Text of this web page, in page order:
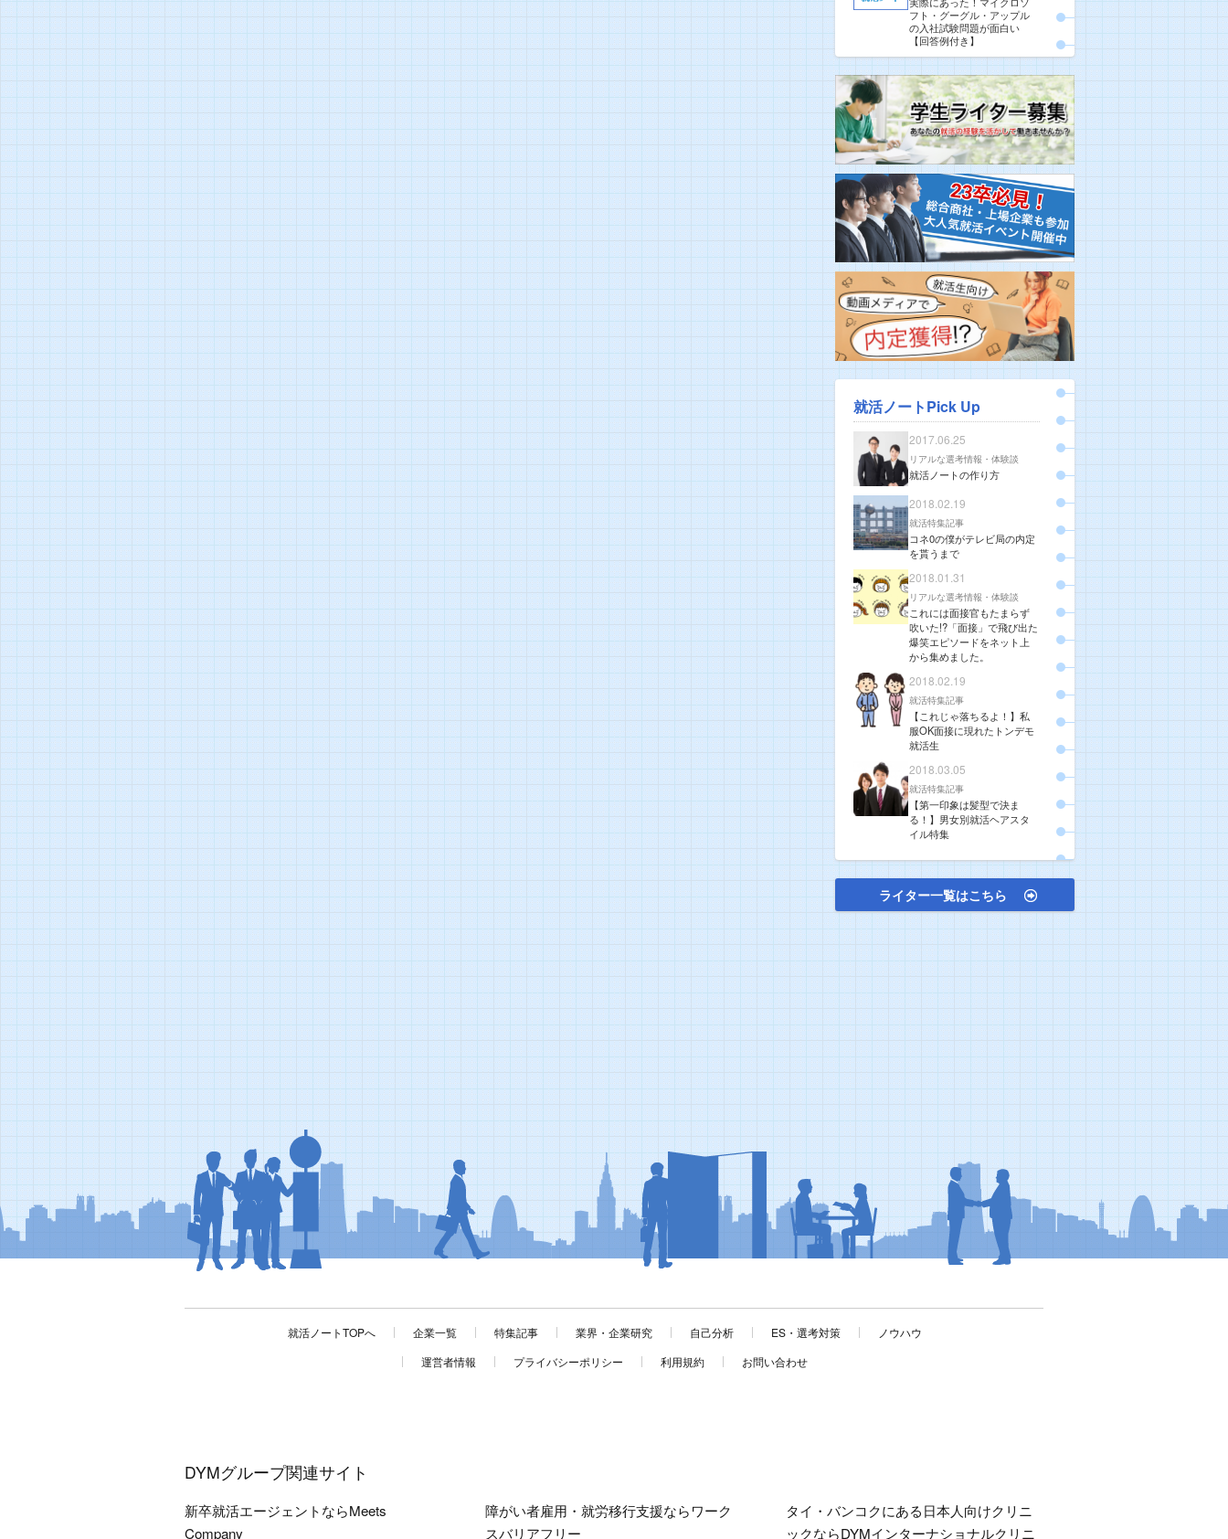
フト・グーグル・アップル
の入社試験問題が面白い
【回答例付き】
就活ノートPick Up
2017.06.25
リアルな選考情報・体験談
就活ノートの作り方
2018.02.19
就活特集記事
コネ0の僕がテレビ局の内定
を貰うまで
2018.01.31
リアルな選考情報・体験談
これには面接官もたまらず
吹いた!?「面接」で飛び出た
爆笑エピソードをネット上
から集めました。
2018.02.19
就活特集記事
【これじゃ落ちるよ！】私
服OK面接に現れたトンデモ
就活生
2018.03.05
就活特集記事
【第一印象は髪型で決ま
る！】男女別就活ヘアスタ
イル特集
ライター一覧はこちら
就活ノートTOPへ 企業一覧 特集記事 業界・企業研究 自己分析 ES・選考対策
ノウハウ
運営者情報
プライバシーポリシー 利用規約 お問い合わせ
DYMグループ関連サイト
新卒就活エージェントならMeets
Company
障がい者雇用・就労移行支援ならワーク
スバリアフリー
タイ・バンコクにある日本人向けクリニ
ックならDYMインターナショナルクリニ